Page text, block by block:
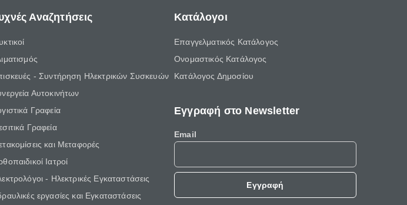
Αναζητήσεις
- Συντήρηση Ηλεκτρικών Συσκευών
Αυτοκινήτων
Γραφεία
Γραφεία
και Μεταφορές
Ιατροί
- Ηλεκτρικές Εγκαταστάσεις
εργασίες και Εγκαταστάσεις
Κατάλογοι
Επαγγελματικός Κατάλογος
Ονομαστικός Κατάλογος
Κατάλογος Δημοσίου
Εγγραφή στο Newsletter
Email
Εγγραφή